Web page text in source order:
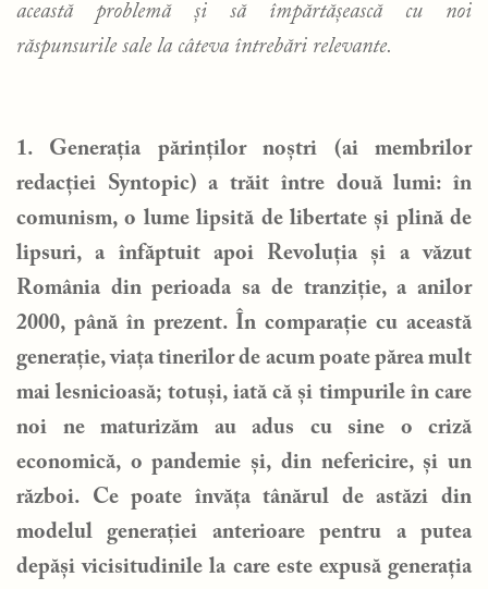
această problemă și să împărtășească cu noi
răspunsurile sale la câteva întrebări relevante.
1. Generația părinților noștri (ai membrilor
redacției Syntopic) a trăit între două lumi: în
comunism, o lume lipsită de libertate și plină de
lipsuri, a înfăptuit apoi Revoluția și a văzut
România din perioada sa de tranziție, a anilor
2000, până în prezent. În comparație cu această
generație, viața tinerilor de acum poate părea mult
mai lesnicioasă; totuși, iată că și timpurile în care
noi ne maturizăm au adus cu sine o criză
economică, o pandemie și, din nefericire, și un
război. Ce poate învăța tânărul de astăzi din
modelul generației anterioare pentru a putea
depăși vicisitudinile la care este expusă generația